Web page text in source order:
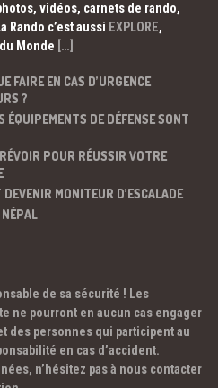
vidéos, carnets de rando,
Rando c’est aussi EXPLORE,
Monde […]
FAIRE EN CAS D’URGENCE
?
ÉQUIPEMENTS DE DÉFENSE SONT
POUR RÉUSSIR VOTRE
MONITEUR D’ESCALADE
NÉPAL
de sa sécurité ! Les
ne pourront en aucun cas engager
des personnes qui participent au
en cas d’accident.
n’hésitez pas à nous contacter